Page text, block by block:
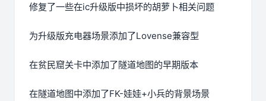
修复了一些在ic升级版中损坏的胡萝卜相关问题
为升级版充电器场景添加了Lovense兼容型
在贫民窟关卡中添加了隧道地图的早期版本
在隧道地图中添加了FK-娃娃+小兵的背景场景